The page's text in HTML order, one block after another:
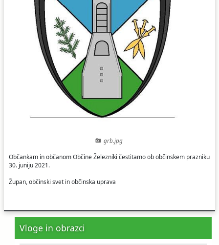
grb.jpg
Občankam in občanom Občine Železniki čestitamo ob občinskem prazniku
30. juniju 2021.
Župan, občinski svet in občinska uprava
Vloge in obrazci
Fotogalerija
Varstvo osebnih podatkov
Katalog informacij javnega značaja
Proračun občine
Koledar odvoza odpadkov
Varuhov kotiček
Uradni dokumenti in povezave